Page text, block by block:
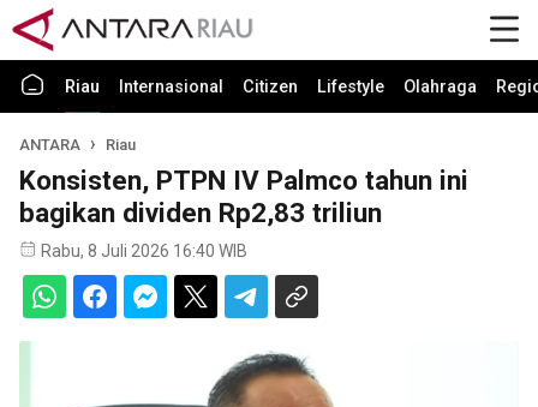
Riau Internasional Citizen Lifestyle Olahraga
ANTARA Riau
Konsisten, PTPN IV Palmco tahun ini
bagikan dividen Rp2,83 triliun
Rabu, 8 Juli 2026 16:40 WIB